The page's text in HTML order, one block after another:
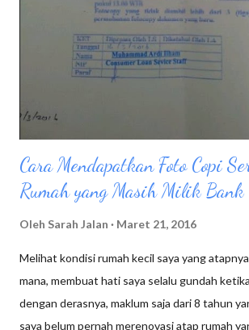
alat pembersih wajah FOREO LUNA play plus
Tahap membersihkan wajah menggunakan
plus : Basahi wajah dengan air, kemudian kasi
wajah secara menyeluruh Hidupkan FOREO
body FOREO, ...
Cara Mendapatkan Foto Copi
Rumah yang Masih Milik Bank
Oleh Sarah Jalan Maret 21, 2016
Melihat kondisi rumah kecil saya yang
mana, membuat hati saya selalu gundah
dengan derasnya, maklum saja dari 8 tahun
saya belum pernah merenovasi atap rumah